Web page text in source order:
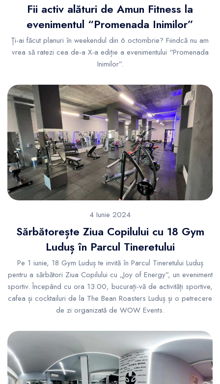
Fii activ alături de Amun Fitness la
evenimentul “Promenada Inimilor”
Ți-ai făcut planuri în weekendul din 6 octombrie? Fiindcă nu am
vrea să ratezi cea de-a X-a ediție a evenimentului “Promenada
Inimilor”.
4 Iunie 2024
Sărbătorește Ziua Copilului cu 18 Gym
Luduș în Parcul Tineretului
Pe 1 iunie, 18 Gym Luduș te invită în Parcul Tineretului Luduș
pentru a sărbători Ziua Copilului cu „Joy of Energy”, un eveniment
sportiv. Începând cu ora 13:00, bucurați-vă de activități sportive,
cafea și cocktailuri de la The Bean Roasters Luduș și o petrecere
de zi organizată de WOW Events.